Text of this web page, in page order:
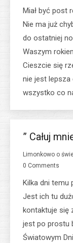
Miał być post
Nie ma już
do ostatniej
Waszym
Cieszcie się
nie jest lepsza
wszystko co
” Całuj
Limonkowo o
0 Comments
Kilka dni temu
Jest ich tu
kontaktuje się
jest po prostu
Światowym